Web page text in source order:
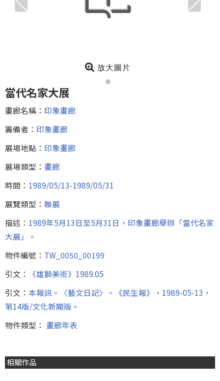
放大圖片
當代名家大展
畫廊名稱： 印象畫廊
籌備者： 印象畫廊
展場地點： 印象畫廊
展場類型： 畫廊
時間： 1989/05/13-1989/05/31
展覽類型： 聯展
描述： 1989年5月13日至5月31日，印象畫廊舉辦「當代名家
大展」。
物件編號： TW_0050_00199
引文：
《雄獅美術》1989.05
引文： 本報訊。〈藝文日記〉。《民生報》，1989-05-13，
第14版/文化新聞版。
物件類型： 畫廊年表
相關作品